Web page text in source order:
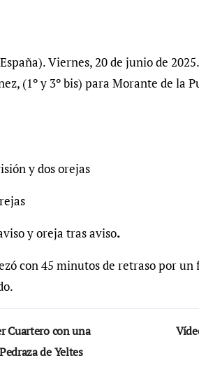
Viernes, 20 de junio de
(1º y 3º bis) para Morante de la
y dos orejas
y oreja tras aviso.
con 45 minutos de retraso por
Cuartero con una
de Yeltes